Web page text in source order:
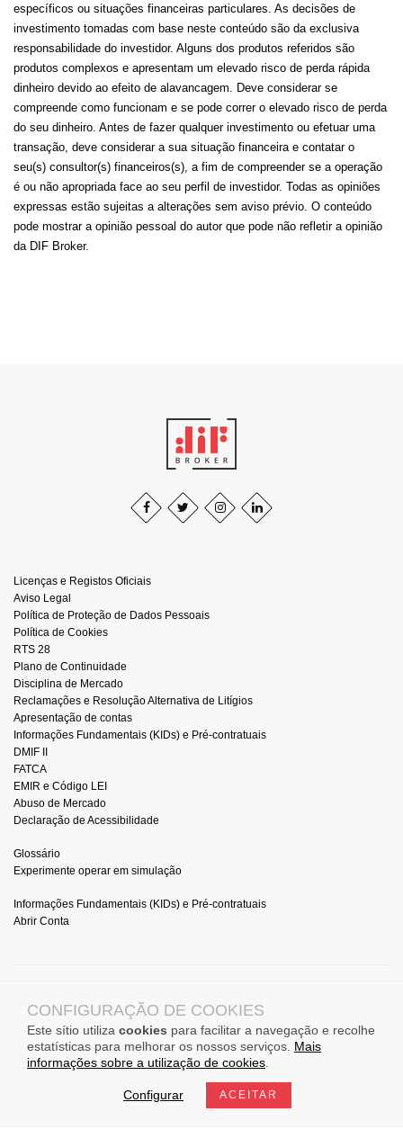
específicos ou situações financeiras particulares. As decisões de
investimento tomadas com base neste conteúdo são da exclusiva
responsabilidade do investidor. Alguns dos produtos referidos são
produtos complexos e apresentam um elevado risco de perda rápida
dinheiro devido ao efeito de alavancagem. Deve considerar se
compreende como funcionam e se pode correr o elevado risco de perda
do seu dinheiro. Antes de fazer qualquer investimento ou efetuar uma
transação, deve considerar a sua situação financeira e contatar o
seu(s) consultor(s) financeiros(s), a fim de compreender se a operação
é ou não apropriada face ao seu perfil de investidor. Todas as opiniões
expressas estão sujeitas a alterações sem aviso prévio. O conteúdo
pode mostrar a opinião pessoal do autor que pode não refletir a opinião
da DIF Broker.
Licenças e Registos Oficiais
Aviso Legal
Política de Proteção de Dados Pessoais
Política de Cookies
RTS 28
Plano de Continuidade
Disciplina de Mercado
Reclamações e Resolução Alternativa de Litígios
Apresentação de contas
Informações Fundamentais (KIDs) e Pré-contratuais
DMIF II
FATCA
EMIR e Código LEI
Abuso de Mercado
Declaração de Acessibilidade
Glossário
Experimente operar em simulação
Informações Fundamentais (KIDs) e Pré-contratuais
Abrir Conta
All Rights Reserved.
CMVM (Portugal) Registration No. 276, free provision of services in Spain, Poland,
Netherlands, France, Germany, Romania, Italy.
CONFIGURAÇÃO DE COOKIES
Este sítio utiliza cookies para facilitar a navegação e recolhe
estatísticas para melhorar os nossos serviços. Mais
informações sobre a utilização de cookies
Configurar ACEITAR